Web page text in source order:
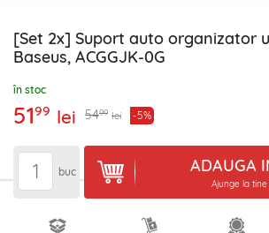
[Set 2x] Suport auto organizator
Baseus, ACGGJK-0G
în stoc
5199 lei 5499 lei -5%
buc ADAUGA
Ajunge la